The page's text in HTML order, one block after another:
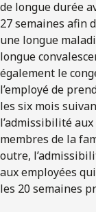
de longue durée
27 semaines afin
une longue
longue
également le
l’employé de
les six mois
l’admissibilité
membres de la
outre,
aux employées
les 20 semaines